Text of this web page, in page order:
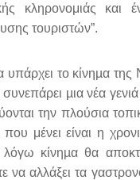
κληρονομιάς και
τουριστών”.
το κίνηµα της
συνεπάρει µια νέα
την πλούσια
μένει είναι η
κίνηµα θα
να αλλάξει τα